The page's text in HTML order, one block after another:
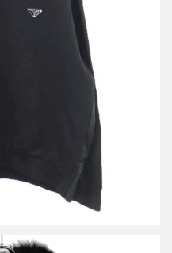
コットン スウェットシャツ